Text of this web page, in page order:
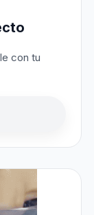
con tu